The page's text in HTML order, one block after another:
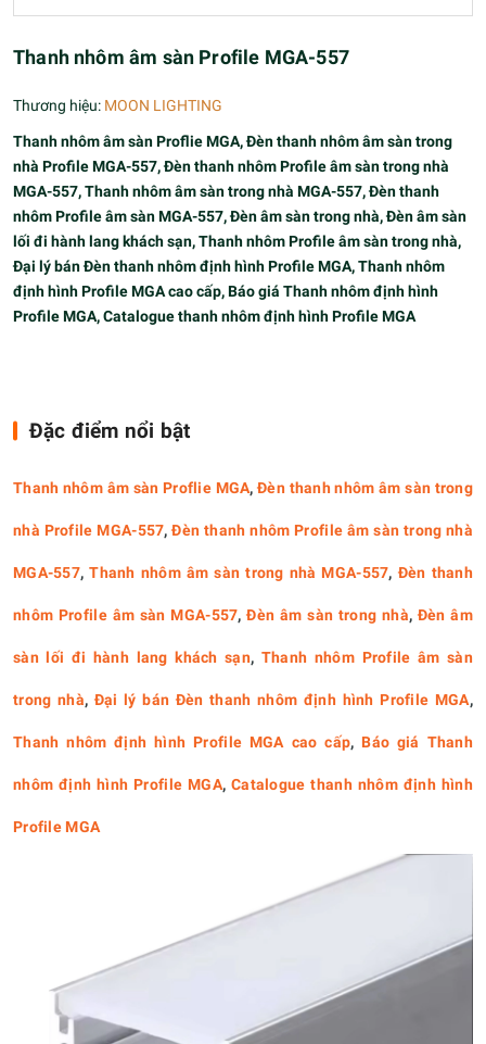
Thanh nhôm âm sàn Profile MGA-557
Thương hiệu: MOON LIGHTING
Thanh nhôm âm sàn Proflie MGA, Đèn thanh nhôm âm sàn trong
nhà Profile MGA-557, Đèn thanh nhôm Profile âm sàn trong nhà
MGA-557, Thanh nhôm âm sàn trong nhà MGA-557, Đèn thanh
nhôm Profile âm sàn MGA-557, Đèn âm sàn trong nhà, Đèn âm sàn
lối đi hành lang khách sạn, Thanh nhôm Profile âm sàn trong nhà,
Đại lý bán Đèn thanh nhôm định hình Profile MGA, Thanh nhôm
định hình Profile MGA cao cấp, Báo giá Thanh nhôm định hình
Profile MGA, Catalogue thanh nhôm định hình Profile MGA
Đặc điểm nổi bật
Thanh nhôm âm sàn Proflie MGA,Đèn thanh nhôm âm sàn trong
nhà Profile MGA-557,Đèn thanh nhôm Profile âm sàn trong nhà
MGA-557,Thanh nhôm âm sàn trong nhà MGA-557, Đèn thanh
nhôm Profile âm sàn MGA-557,Đèn âm sàn trong nhà, Đèn âm
sàn lối đi hành lang khách sạn, Thanh nhôm Profile âm sàn
trong nhà, Đại lý bán Đèn thanh nhôm định hình Profile MGA,
Thanh nhôm định hình Profile MGA cao cấp,Báo giá Thanh
nhôm định hình Profile MGA,Catalogue thanh nhôm định hình
Profile MGA